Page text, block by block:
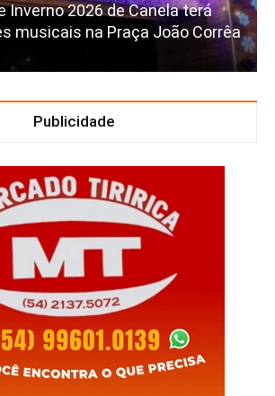
Inverno 2026 de Canela terá
musicais na Praça João Corrêa
Publicidade